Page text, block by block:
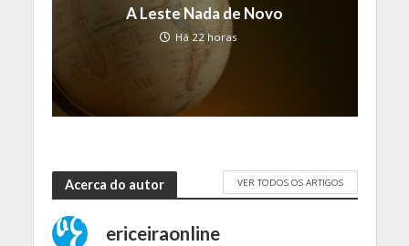
A Leste Nada de Novo
Há 22 horas
Acerca do autor VER TODOS OS ARTIGOS
ericeiraonline